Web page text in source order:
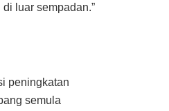
luar sempadan.”
peningkatan
semula